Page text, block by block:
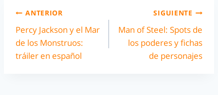
ANTERIOR
Percy Jackson y el Mar
de los Monstruos:
tráiler en español
SIGUIENTE
Man of Steel: Spots de
los poderes y fichas
de personajes